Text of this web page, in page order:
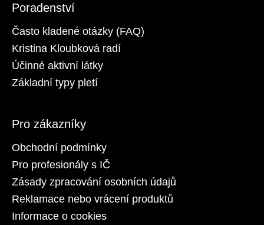
Poradenství
Často kladené otázky (FAQ)
Kristina Kloubková radí
Účinné aktivní látky
Základní typy pletí
Pro zákazníky
Obchodní podmínky
Pro profesionály s IČ
Zásady zpracování osobních údajů
Reklamace nebo vrácení produktů
Informace o cookies